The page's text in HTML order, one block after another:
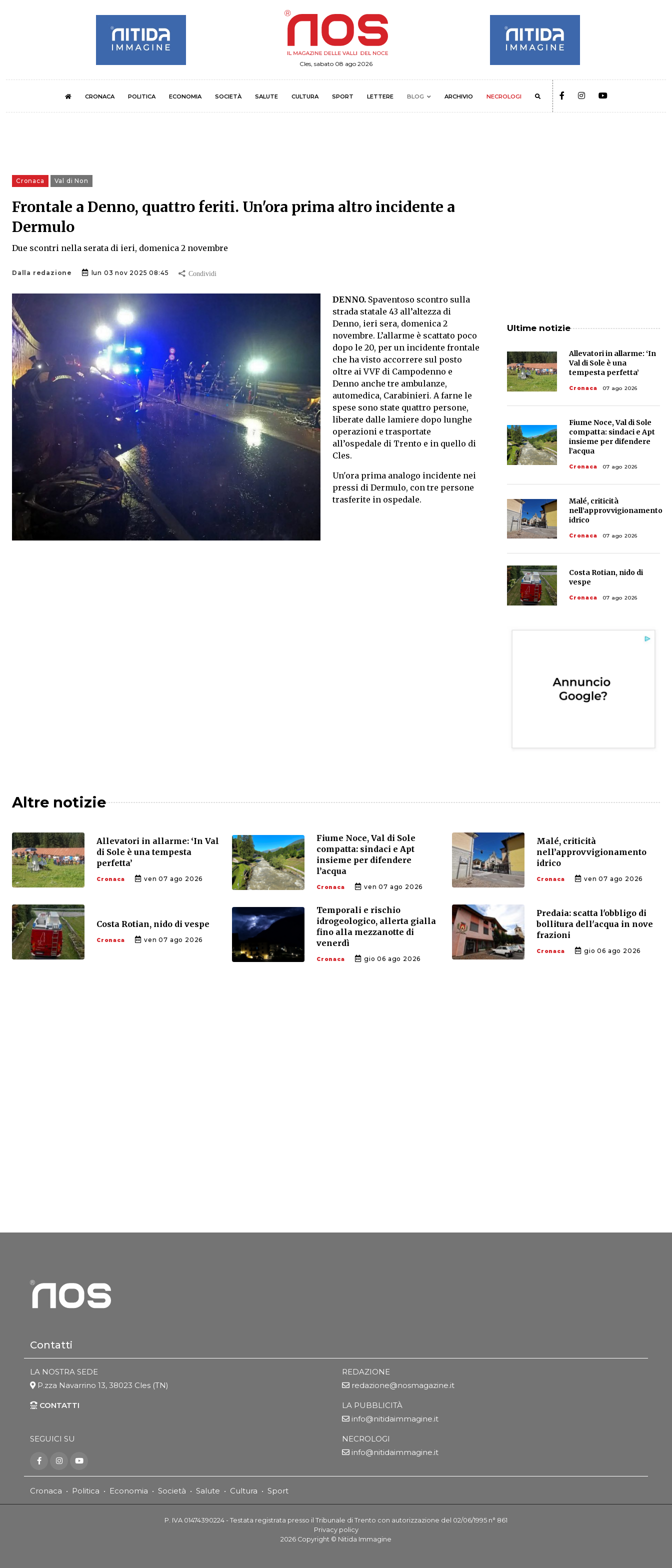
Cles, sabato 08 ago 2026
CRONACA POLITICA ECONOMIA SOCIETÀ SALUTE CULTURA SPORT LETTERE BLOG ARCHIVIO NECROLOGI
Cronaca Val di Non
Frontale a Denno, quattro feriti. Un'ora prima altro incidente a
Dermulo
Due scontri nella serata di ieri, domenica 2 novembre
Dalla redazione lun 03 nov 2025 08:45
DENNO. Spaventoso scontro sulla
strada statale 43 all’altezza di
Denno, ieri sera, domenica 2
novembre. L’allarme è scattato poco
dopo le 20, per un incidente frontale
che ha visto accorrere sul posto
oltre ai VVF di Campodenno e
Denno anche tre ambulanze,
automedica, Carabinieri. A farne le
spese sono state quattro persone,
liberate dalle lamiere dopo lunghe
operazioni e trasportate
all’ospedale di Trento e in quello di
Cles.
Un'ora prima analogo incidente nei
pressi di Dermulo, con tre persone
trasferite in ospedale.
Ultime notizie
Allevatori in allarme: ‘In
Val di Sole è una
tempesta perfetta’
Cronaca 07 ago 2026
Fiume Noce, Val di Sole
compatta: sindaci e Apt
insieme per difendere
l’acqua
Cronaca 07 ago 2026
Malé, criticità
nell’approvvigionamento
idrico
Cronaca 07 ago 2026
Costa Rotian, nido di
vespe
Cronaca 07 ago 2026
Altre notizie
Allevatori in allarme: ‘In Val
di Sole è una tempesta
perfetta’
Cronaca ven 07 ago 2026
Fiume Noce, Val di Sole
compatta: sindaci e Apt
insieme per difendere
l’acqua
Cronaca ven 07 ago 2026
Malé, criticità
nell’approvvigionamento
idrico
Cronaca ven 07 ago 2026
Costa Rotian, nido di vespe
Cronaca ven 07 ago 2026
Temporali e rischio
idrogeologico, allerta gialla
fino alla mezzanotte di
venerdì
Cronaca gio 06 ago 2026
Predaia: scatta l'obbligo di
bollitura dell'acqua in nove
frazioni
Cronaca gio 06 ago 2026
Contatti
LA NOSTRA SEDE
P.zza Navarrino 13, 38023 Cles (TN)
CONTATTI
SEGUICI SU
REDAZIONE
redazione@nosmagazine.it
LA PUBBLICITÀ
info@nitidaimmagine.it
NECROLOGI
info@nitidaimmagine.it
Cronaca • Politica • Economia • Società • Salute • Cultura • Sport
P. IVA 01474390224 - Testata registrata presso il Tribunale di Trento con autorizzazione del 02/06/1995 n° 861
Privacy policy
2026 Copyright © Nitida Immagine